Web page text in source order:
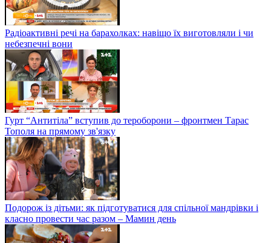
Радіоактивні речі на барахолках: навіщо їх виготовляли і чи
небезпечні вони
Гурт “Антитіла” вступив до тероборони – фронтмен Тарас
Тополя на прямому зв'язку
Подорож із дітьми: як підготуватися для спільної мандрівки і
класно провести час разом – Мамин день